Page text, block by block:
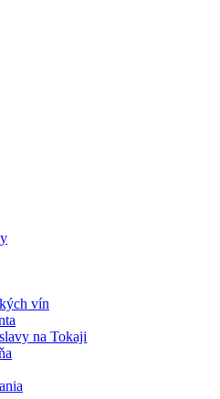
vín
na Tokaji